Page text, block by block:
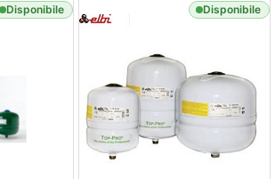
Disponibile Disponibile